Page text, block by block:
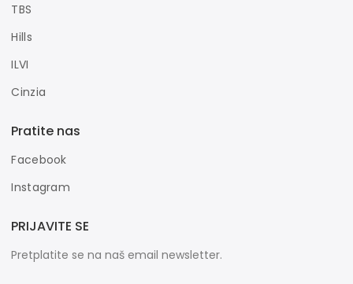
TBS
Hills
ILVI
Cinzia
Pratite nas
Facebook
Instagram
PRIJAVITE SE
Pretplatite se na naš email newsletter.